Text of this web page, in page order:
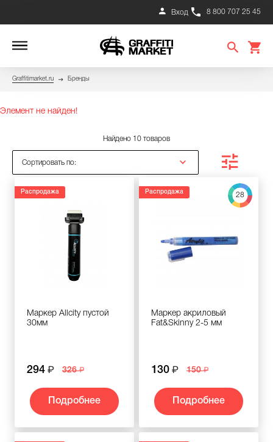
8 800 707 25 45
Вход
Graffitimarket.ru Бренды
Элемент не найден!
Найдено 10 товаров
Сортировать по:
Распродажа
Маркер Allcity пустой
30мм
294 326
Подробнее
28
Распродажа
Маркер акриловый
Fat&Skinny 2-5 мм
130 150
Подробнее